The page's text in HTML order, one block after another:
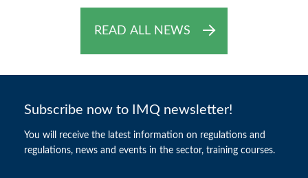
READ ALL NEWS
Subscribe now to IMQ newsletter!
You will receive the latest information on regulations and
regulations, news and events in the sector, training courses.